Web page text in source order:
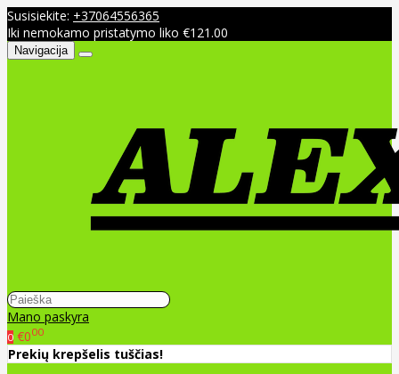
Susisiekite: +37064556365
Iki nemokamo pristatymo liko €121.00
Navigacija
Mano paskyra
0 €000
Prekių krepšelis tuščias!